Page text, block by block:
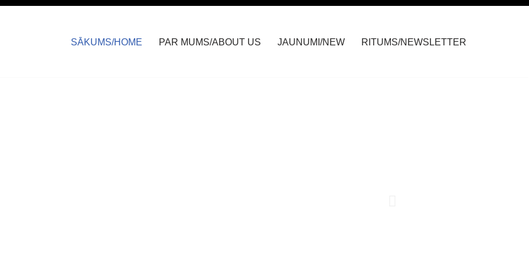
SĀKUMS/HOME PAR MUMS/ABOUT US JAUNUMI/NEW RITUMS/NEWSLETTER